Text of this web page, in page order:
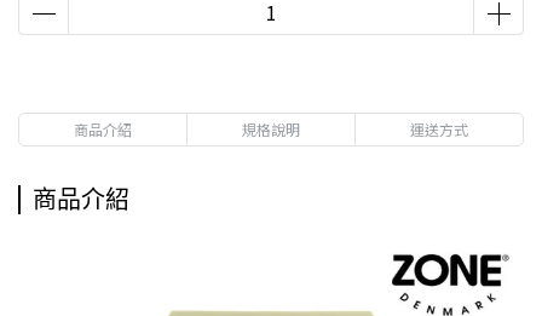
商品介紹 規格說明 運送方式
商品介紹